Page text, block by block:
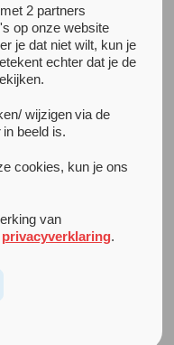
behandelgesprekken
Ook maken we
online
meerdere platforms
alle specialismen
doen we via
hulp met het
die we
2 partners
op onze website
je dat niet wilt, kun je
echter dat je de
wijzigen via de
beeld is.
cookies, kun je ons
van
privacyverklaring.